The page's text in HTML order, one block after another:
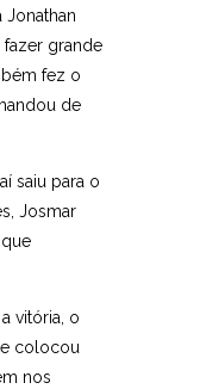
Jonathan
fazer grande
fez o
de
saiu para o
Josmar
vitória, o
colocou
nos